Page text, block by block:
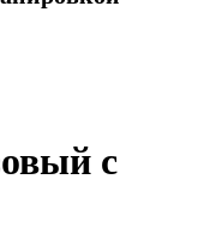
с